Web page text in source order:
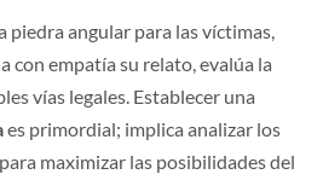
piedra angular para las víctimas,
con empatía su relato, evalúa la
vías legales. Establecer una
es primordial; implica analizar los
maximizar las posibilidades del